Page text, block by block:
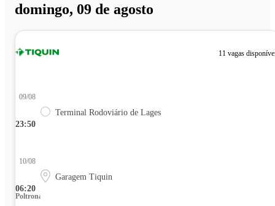
domingo, 09 de agosto
11 vagas
23:50
09/08
Terminal Rodoviário de Lages
06:20
10/08
Garagem Tiquin
Poltrona